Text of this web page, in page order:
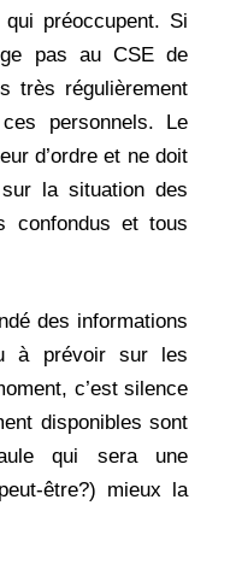
préoccupent. Si
pas au CSE de
très régulièrement
personnels. Le
d’ordre et ne doit
la situation des
confondus et tous
des informations
à prévoir sur les
c’est silence
disponibles sont
qui sera une
être?) mieux la